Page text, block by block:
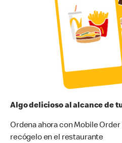
Algo delicioso al alcance de
Ordena ahora con Mobile Order
recógelo en el restaurante